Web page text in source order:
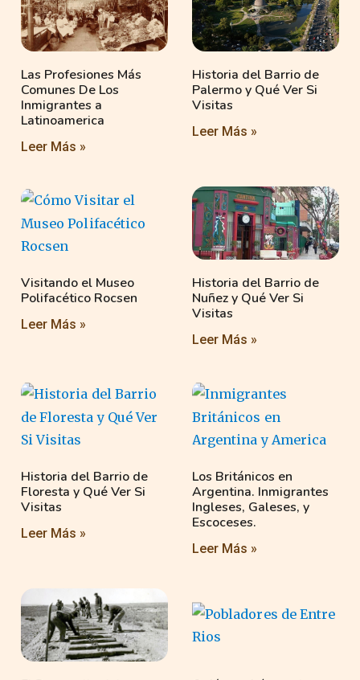
Las Profesiones Más
Comunes De Los
Inmigrantes a
Latinoamerica
Leer Más »
Historia del Barrio de
Palermo y Qué Ver Si
Visitas
Leer Más »
Visitando el Museo
Polifacético Rocsen
Leer Más »
Historia del Barrio de
Nuñez y Qué Ver Si
Visitas
Leer Más »
Historia del Barrio de
Floresta y Qué Ver Si
Visitas
Leer Más »
Los Británicos en
Argentina. Inmigrantes
Ingleses, Galeses, y
Escoceses.
Leer Más »